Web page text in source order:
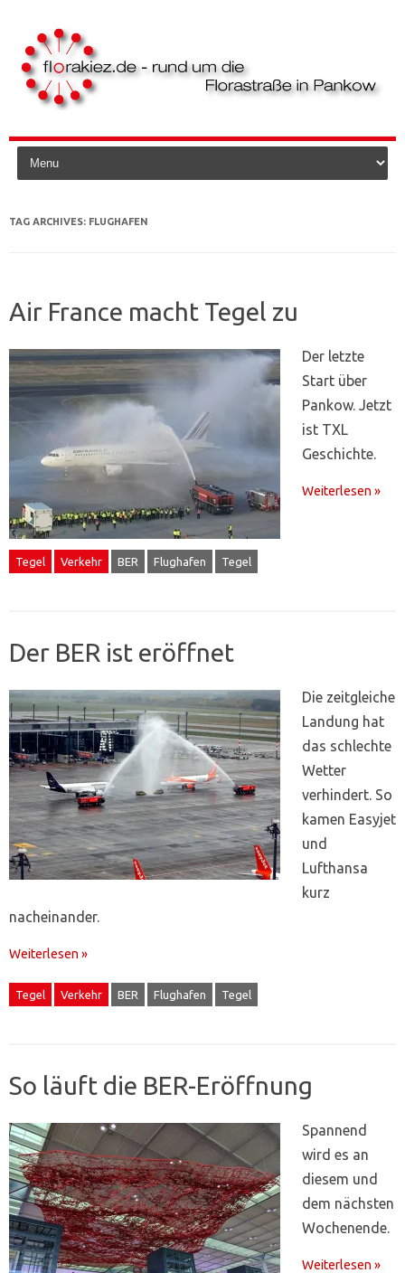
Skip to content
TAG ARCHIVES: FLUGHAFEN
Air France macht Tegel zu
Der letzte
Start über
Pankow. Jetzt
ist TXL
Geschichte.
Weiterlesen »
Tegel Verkehr BER Flughafen Tegel
Der BER ist eröffnet
Die zeitgleiche
Landung hat
das schlechte
Wetter
verhindert. So
kamen Easyjet
und
Lufthansa
kurz
nacheinander.
Weiterlesen »
Tegel Verkehr BER Flughafen Tegel
So läuft die BER-Eröffnung
Spannend
wird es an
diesem und
dem nächsten
Wochenende.
Weiterlesen »